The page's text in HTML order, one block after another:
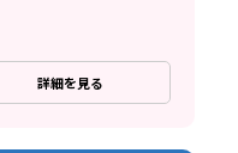
詳細を見る